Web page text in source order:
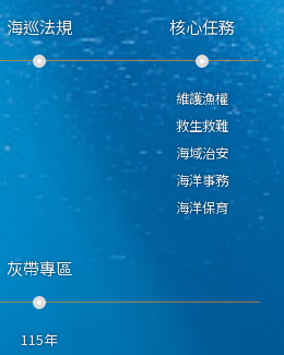
海巡法規 核心任務
維護漁權
救生救難
海域治安
海洋事務
海洋保育
灰帶專區
115年